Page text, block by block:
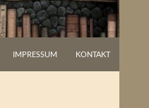
IMPRESSUM KONTAKT